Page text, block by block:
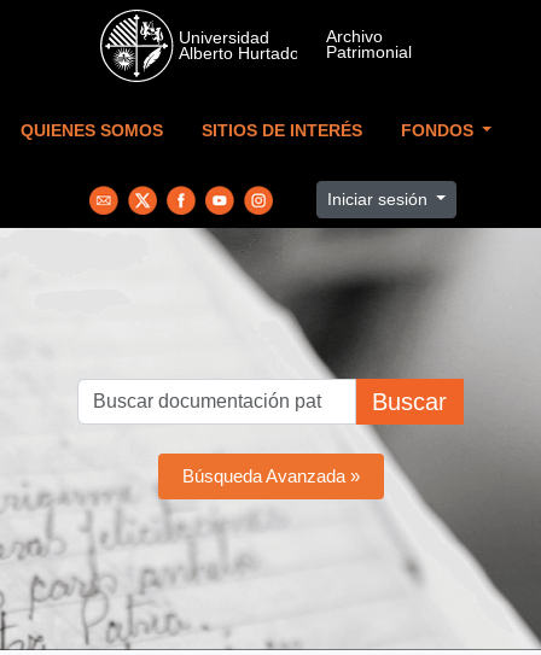
Skip to main content
QUIENES SOMOS SITIOS DE INTERÉS FONDOS
Iniciar sesión
Buscar
Búsqueda Avanzada »